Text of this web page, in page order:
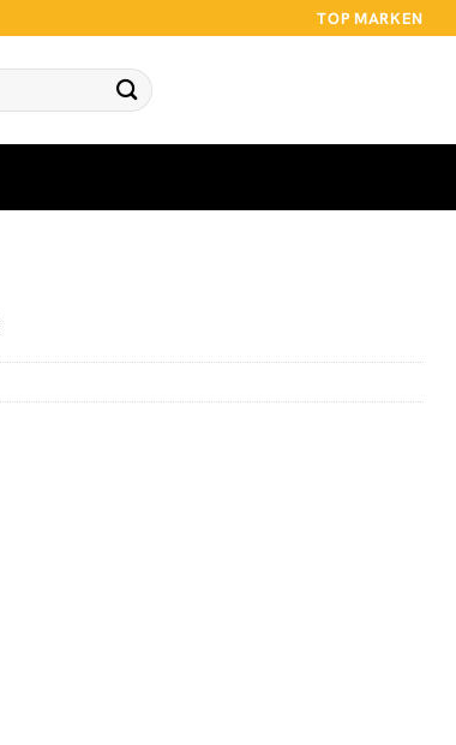
TOP MARKEN